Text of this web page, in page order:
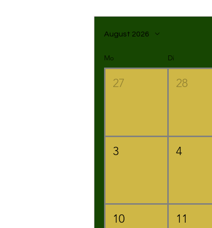
August 2026
Mo Di
27 28
3 4
10 11